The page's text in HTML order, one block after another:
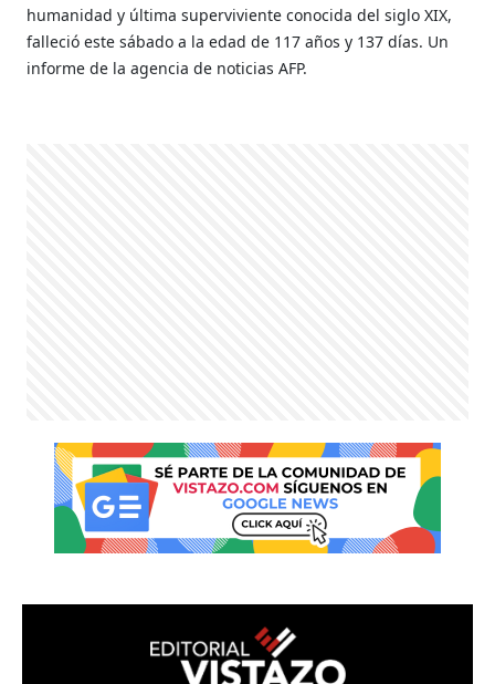
humanidad y última superviviente conocida del siglo XIX,
falleció este sábado a la edad de 117 años y 137 días. Un
informe de la agencia de noticias AFP.